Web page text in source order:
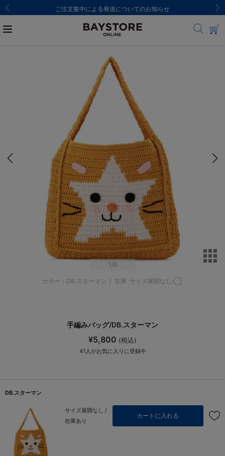
ご注文集中による発送についてのお知らせ
1 /6
カラー：DB.スターマン / 在庫 サイズ展開なし:◯
手編みバッグ/DB.スターマン
¥5,800 (税込)
41 人がお気に入りに登録中
DB.スターマン
サイズ展開なし /
在庫あり
カートに入れる